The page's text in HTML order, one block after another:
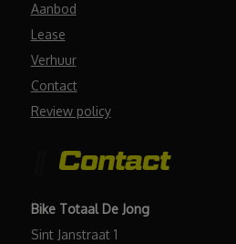
Aanbod
Lease
Verhuur
Contact
Review policy
Contact
Bike Totaal De Jong
Sint Janstraat 1